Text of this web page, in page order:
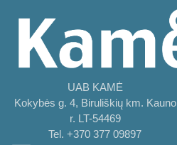
UAB KAMĖ
Kokybės g. 4, Biruliškių km. Kauno
r. LT-54469
Tel. +370 377 09897